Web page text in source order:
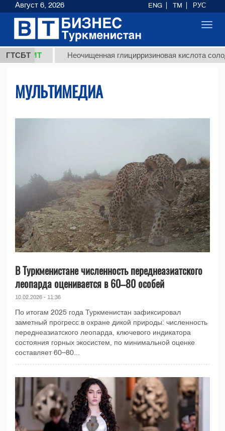
ГТСБТ Неочищенная глицирризиновая кислота солодкового
МУЛЬТИМЕДИА
В Туркменистане численность переднеазиатского
леопарда оценивается в 60–80 особей
10.02.2026 - 11:36
По итогам 2025 года Туркменистан зафиксировал
заметный прогресс в охране дикой природы: численность
переднеазиатского леопарда, ключевого индикатора
состояния горных экосистем, по минимальной оценке
составляет 60–80...
Август 6, 2026 ENG TM РУС